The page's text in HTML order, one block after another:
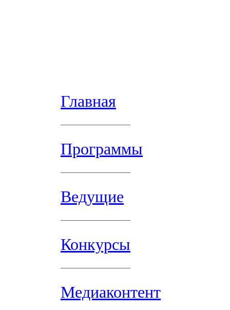
Главная
Программы
Ведущие
Конкурсы
Медиаконтент